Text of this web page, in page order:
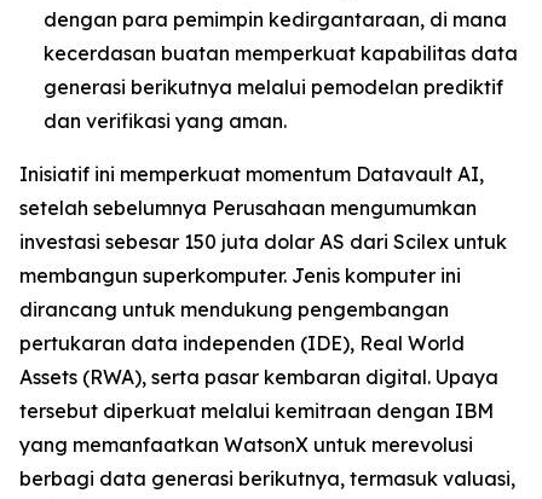
dengan para pemimpin kedirgantaraan, di mana
kecerdasan buatan memperkuat kapabilitas data
generasi berikutnya melalui pemodelan prediktif
dan verifikasi yang aman.
Inisiatif ini memperkuat momentum Datavault AI,
setelah sebelumnya Perusahaan mengumumkan
investasi sebesar 150 juta dolar AS dari Scilex untuk
membangun superkomputer. Jenis komputer ini
dirancang untuk mendukung pengembangan
pertukaran data independen (IDE), Real World
Assets (RWA), serta pasar kembaran digital. Upaya
tersebut diperkuat melalui kemitraan dengan IBM
yang memanfaatkan WatsonX untuk merevolusi
berbagi data generasi berikutnya, termasuk valuasi,